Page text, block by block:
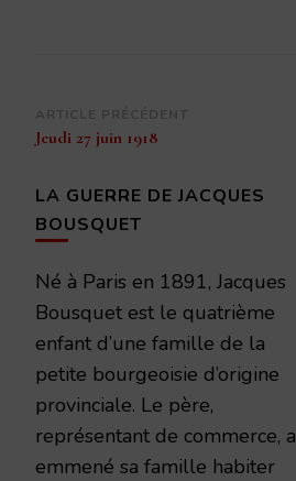
Navigation
d’article
Jeudi 27 juin 1918
LA GUERRE DE JACQUES
BOUSQUET
Né à Paris en 1891, Jacques
Bousquet est le quatrième
enfant d’une famille de la
petite bourgeoisie d’origine
provinciale. Le père,
représentant de commerce, a
emmené sa famille habiter